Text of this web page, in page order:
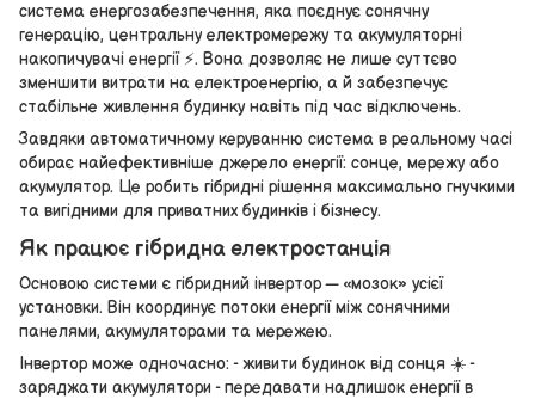
система енергозабезпечення, яка поєднує сонячну
генерацію, центральну електромережу та акумуляторні
накопичувачі енергії ⚡. Вона дозволяє не лише суттєво
зменшити витрати на електроенергію, а й забезпечує
стабільне живлення будинку навіть під час відключень.
Завдяки автоматичному керуванню система в реальному часі
обирає найефективніше джерело енергії: сонце, мережу або
акумулятор. Це робить гібридні рішення максимально гнучкими
та вигідними для приватних будинків і бізнесу.
Як працює гібридна електростанція
Основою системи є гібридний інвертор — «мозок» усієї
установки. Він координує потоки енергії між сонячними
панелями, акумуляторами та мережею.
Інвертор може одночасно: - живити будинок від сонця ☀️ -
заряджати акумулятори - передавати надлишок енергії в